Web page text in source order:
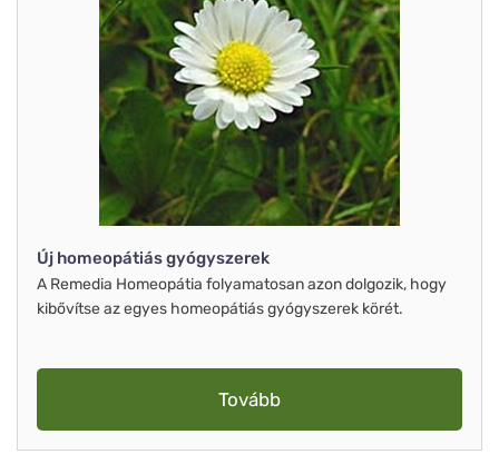
Új homeopátiás gyógyszerek
A Remedia Homeopátia folyamatosan azon dolgozik, hogy
kibővítse az egyes homeopátiás gyógyszerek körét.
Tovább